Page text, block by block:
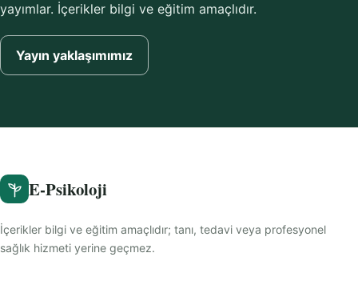
yayımlar. İçerikler bilgi ve eğitim amaçlıdır.
Yayın yaklaşımımız
E-Psikoloji
İçerikler bilgi ve eğitim amaçlıdır; tanı, tedavi veya profesyonel
sağlık hizmeti yerine geçmez.